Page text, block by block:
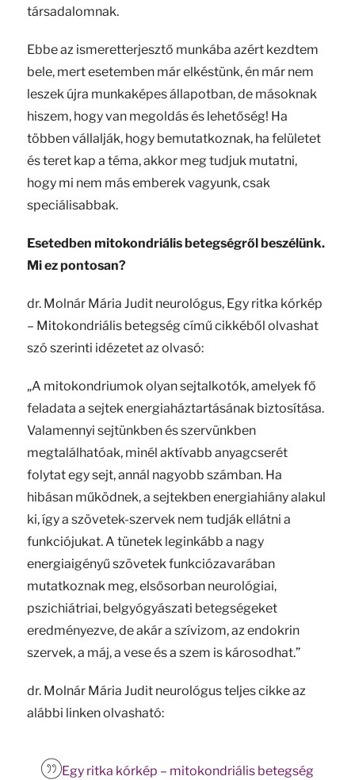
társadalomnak.
Ebbe az ismeretterjesztő munkába azért kezdtem
bele, mert esetemben már elkéstünk, én már nem
leszek újra munkaképes állapotban, de másoknak
hiszem, hogy van megoldás és lehetőség! Ha
többen vállalják, hogy bemutatkoznak, ha felületet
és teret kap a téma, akkor meg tudjuk mutatni,
hogy mi nem más emberek vagyunk, csak
speciálisabbak.
Esetedben mitokondriális betegségről beszélünk.
Mi ez pontosan?
dr. Molnár Mária Judit neurológus, Egy ritka kórkép
– Mitokondriális betegség című cikkéből olvashat
szó szerinti idézetet az olvasó:
„A mitokondriumok olyan sejtalkotók, amelyek fő
feladata a sejtek energiaháztartásának biztosítása.
Valamennyi sejtünkben és szervünkben
megtalálhatóak, minél aktívabb anyagcserét
folytat egy sejt, annál nagyobb számban. Ha
hibásan működnek, a sejtekben energiahiány alakul
ki, így a szövetek-szervek nem tudják ellátni a
funkciójukat. A tünetek leginkább a nagy
energiaigényű szövetek funkciózavarában
mutatkoznak meg, elsősorban neurológiai,
pszichiátriai, belgyógyászati betegségeket
eredményezve, de akár a szívizom, az endokrin
szervek, a máj, a vese és a szem is károsodhat.”
dr. Molnár Mária Judit neurológus teljes cikke az
alábbi linken olvasható:
Egy ritka kórkép – mitokondriális betegség